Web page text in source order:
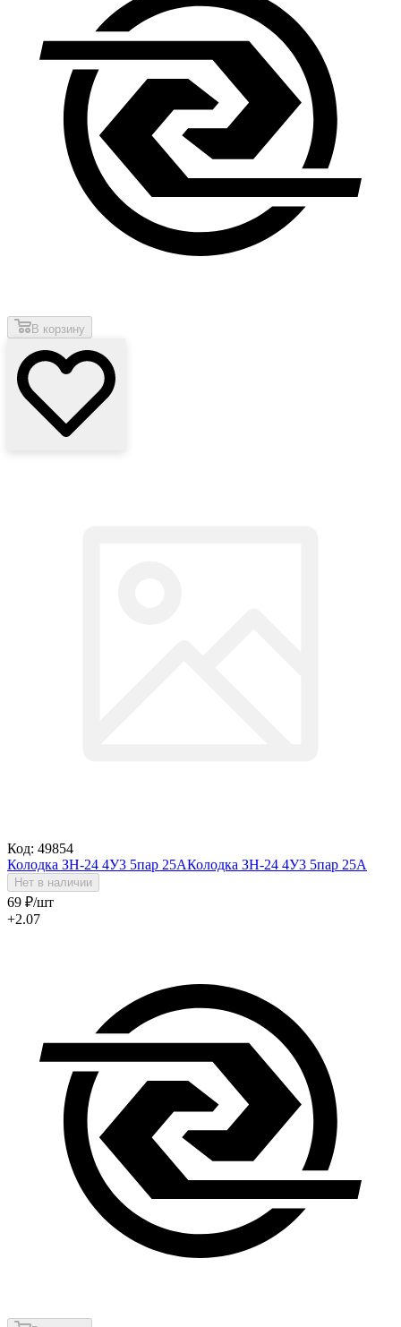
В корзину
Код: 49854
Колодка ЗН-24 4У3 5пар 25АКолодка ЗН-24 4У3 5пар 25А
Нет в наличии
69 ₽/шт
+2.07